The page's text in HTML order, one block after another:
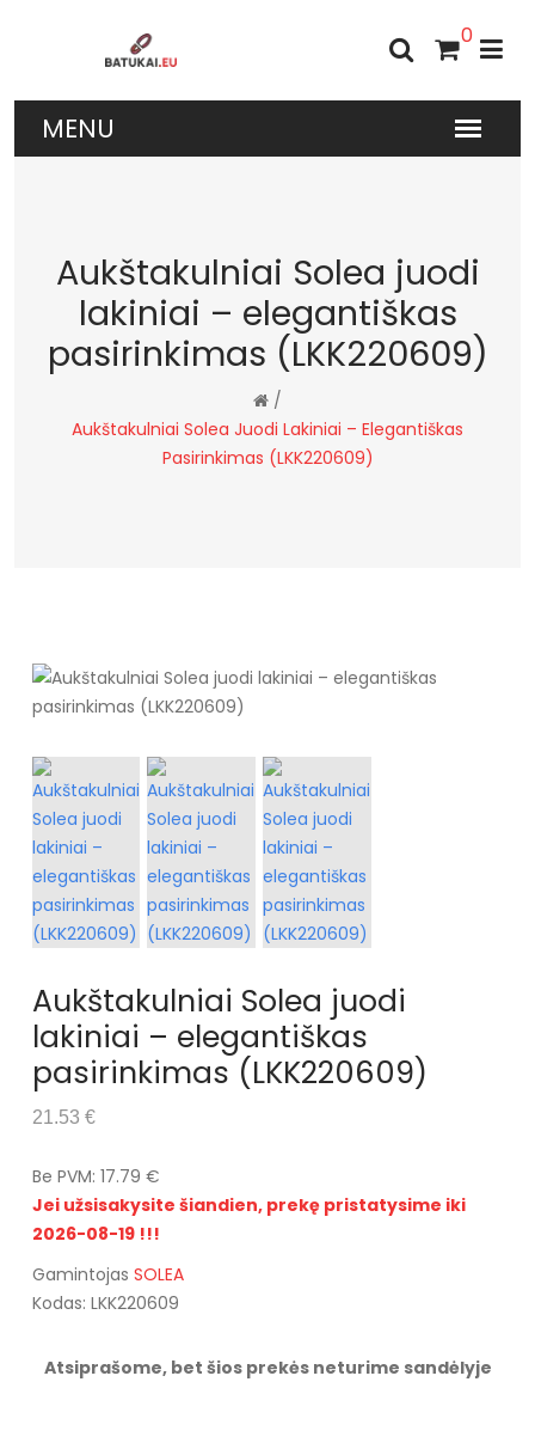
0
Aukštakulniai Solea juodi
lakiniai – elegantiškas
pasirinkimas (LKK220609)
/
Aukštakulniai Solea Juodi Lakiniai – Elegantiškas
Pasirinkimas (LKK220609)
Aukštakulniai Solea juodi
lakiniai – elegantiškas
pasirinkimas (LKK220609)
21.53 €
Be PVM: 17.79 €
Jei užsisakysite šiandien, prekę pristatysime iki
2026-08-19 !!!
Gamintojas SOLEA
Kodas: LKK220609
Atsiprašome, bet šios prekės neturime sandėlyje